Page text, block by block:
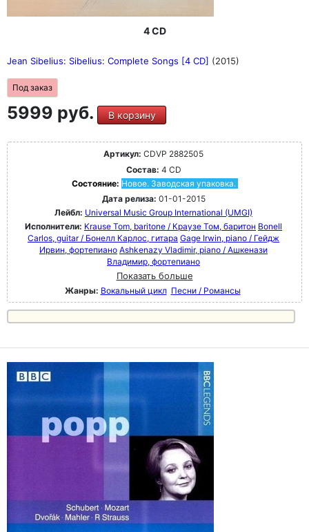
4 CD
Jean Sibelius: Sibelius: Complete Songs [4 CD] (2015)
Под заказ
5999 руб. В корзину
Артикул: CDVP 2882505
Состав: 4 CD
Состояние: Новое. Заводская упаковка.
Дата релиза: 01-01-2015
Лейбл: Universal Music Group International (UMGI)
Исполнители: Krause Tom, baritone / Краузе Том, баритон Bonell
Carlos, guitar / Бонелл Карлос, гитара Gage Irwin, piano / Гейдж
Ирвин, фортепиано Ashkenazy Vladimir, piano / Ашкенази
Владимир, фортепиано
Показать больше
Жанры: Вокальный цикл Песни / Романсы